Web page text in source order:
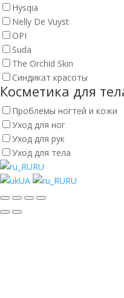
Hysqia
Nelly De Vuyst
OPI
Suda
The Orchid Skin
Синдикат красоты
Косметика для
Проблемы ногтей и кожи
Уход для ног
Уход для рук
Уход для тела
RU
UA
RU